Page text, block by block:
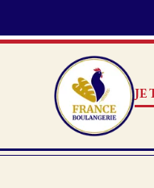
JE